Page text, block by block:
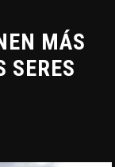
MÁS
SERES